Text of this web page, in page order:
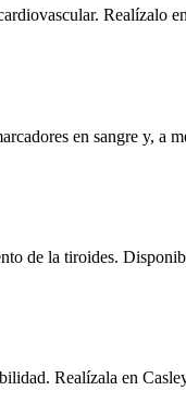
Realízalo
en sangre y, a
de la tiroides.
Realízala en